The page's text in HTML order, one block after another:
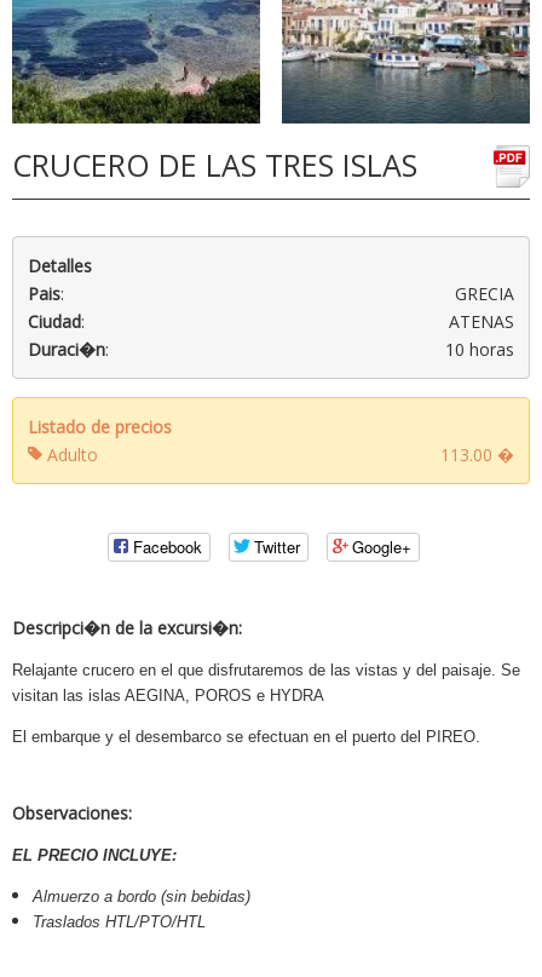
CRUCERO DE LAS TRES ISLAS
Detalles
Pais:
GRECIA
Ciudad:
ATENAS
Duraci�n: 10 horas
Listado de precios
Adulto
113.00 �
Facebook Twitter Google+
Descripci�n de la excursi�n:
Relajante crucero en el que disfrutaremos de las vistas y del paisaje. Se
visitan las islas AEGINA, POROS e HYDRA
El embarque y el desembarco se efectuan en el puerto del PIREO.
Observaciones:
EL PRECIO INCLUYE:
Almuerzo a bordo (sin bebidas)
Traslados HTL/PTO/HTL